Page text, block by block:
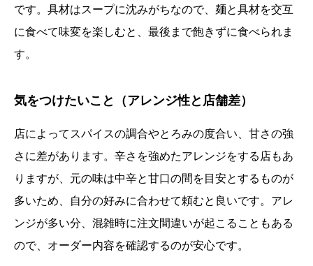
です。具材はスープに沈みがちなので、麺と具材を交互
に食べて味変を楽しむと、最後まで飽きずに食べられま
す。
気をつけたいこと（アレンジ性と店舗差）
店によってスパイスの調合やとろみの度合い、甘さの強
さに差があります。辛さを強めたアレンジをする店もあ
りますが、元の味は中辛と甘口の間を目安とするものが
多いため、自分の好みに合わせて頼むと良いです。アレ
ンジが多い分、混雑時に注文間違いが起こることもある
ので、オーダー内容を確認するのが安心です。